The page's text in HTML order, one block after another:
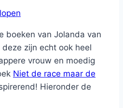
boeken van Jolanda van
zijn echt ook heel
vrouw en moedig
Niet de race maar de
Hieronder de